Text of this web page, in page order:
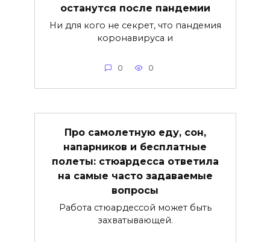
останутся после пандемии
Ни для кого не секрет, что пандемия
коронавируса и
0 0
Про самолетную еду, сон,
напарников и бесплатные
полеты: стюардесса ответила
на самые часто задаваемые
вопросы
Работа стюардессой может быть
захватывающей.